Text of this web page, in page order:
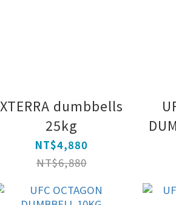
XTERRA dumbbells
25kg
NT$4,880
NT$6,880